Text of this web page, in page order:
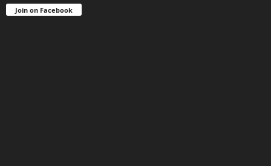
Join on Facebook